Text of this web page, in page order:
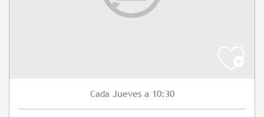
Cada Jueves a 10:30